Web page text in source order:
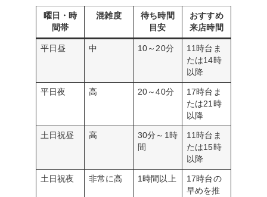
曜日・時
間帯
混雑度
待ち時間
目安
おすすめ
来店時間
平日昼 中 10～20分
11時台ま
たは14時
以降
平日夜 高 20～40分
17時台ま
たは21時
以降
土日祝昼 高
30分～1時
間
11時台ま
たは15時
以降
土日祝夜 非常に高 1時間以上
17時台の
早めを推